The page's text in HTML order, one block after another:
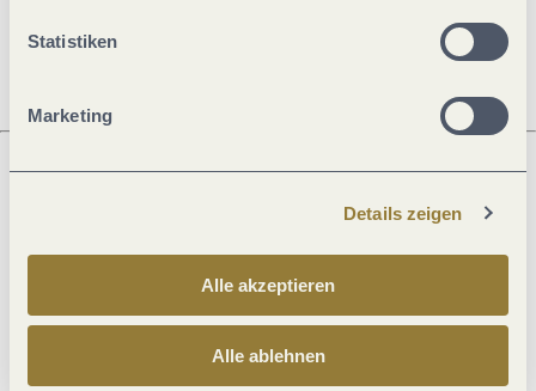
Statistiken
Marketing
Details zeigen
Alle akzeptieren
Alle ablehnen